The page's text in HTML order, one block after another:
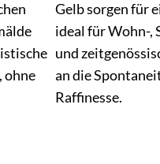
ohne
Gelb sorgen für
ideal für Wohn-,
und
an die
Raffinesse.